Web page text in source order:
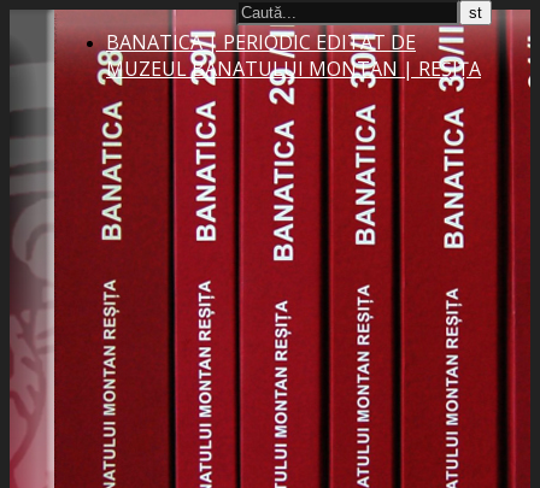
BANATICA | PERIODIC EDITAT DE
MUZEUL BANATULUI MONTAN | REȘIȚA